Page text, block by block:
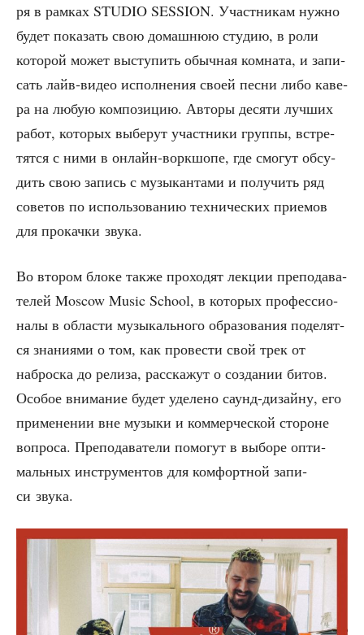
ря в рам­ках STUDIO SESSION. Участ­ни­кам нуж­но
будет пока­зать свою домаш­нюю сту­дию, в роли
кото­рой может высту­пить обыч­ная ком­на­та, и запи­
сать лайв‑видео испол­не­ния сво­ей пес­ни либо каве­
ра на любую ком­по­зи­цию. Авто­ры деся­ти луч­ших
работ, кото­рых выбе­рут участ­ни­ки груп­пы, встре­
тят­ся с ними в онлайн‑воркшопе, где смо­гут обсу­
дить свою запись с музы­кан­та­ми и полу­чить ряд
сове­тов по исполь­зо­ва­нию тех­ни­че­ских при­е­мов
для про­кач­ки звука.
Во вто­ром бло­ке так­же про­хо­дят лек­ции пре­по­да­ва­
те­лей Moscow Music School, в кото­рых про­фес­си­о­
на­лы в обла­сти музы­каль­но­го обра­зо­ва­ния поде­лят­
ся зна­ни­я­ми о том, как про­ве­сти свой трек от
наброс­ка до рели­за, рас­ска­жут о созда­нии битов.
Осо­бое вни­ма­ние будет уде­ле­но саунд-дизайну, его
при­ме­не­нии вне музы­ки и ком­мер­че­ской сто­роне
вопро­са. Пре­по­да­ва­те­ли помо­гут в выбо­ре опти­
маль­ных инстру­мен­тов для ком­форт­ной запи­
си звука.